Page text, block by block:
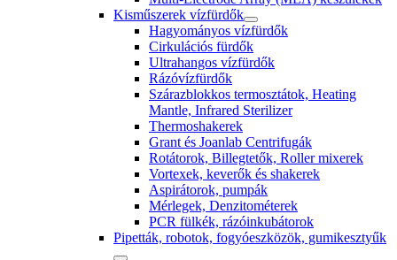
Kisműszerek vízfürdők
Hagyományos vízfürdők
Cirkulációs fürdők
Ultrahangos vízfürdők
Rázóvízfürdők
Szárazblokkos termosztátok, Heating
Mantle, Infrared Sterilizer
Thermoshakerek
Grant és Joanlab Centrifugák
Rotátorok, Billegtetők, Roller mixerek
Vortexek, keverők és shakerek
Aspirátorok, pumpák
Mérlegek, Denzitométerek
PCR fülkék, rázóinkubátorok
Pipetták, robotok, fogyóeszközök, gumikesztyűk